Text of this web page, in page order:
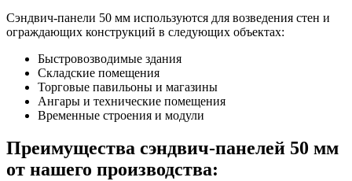
Сэндвич-панели 50 мм используются для возведения стен и
ограждающих конструкций в следующих объектах:
Быстровозводимые здания
Складские помещения
Торговые павильоны и магазины
Ангары и технические помещения
Временные строения и модули
Преимущества сэндвич-панелей 50 мм
от нашего производства: